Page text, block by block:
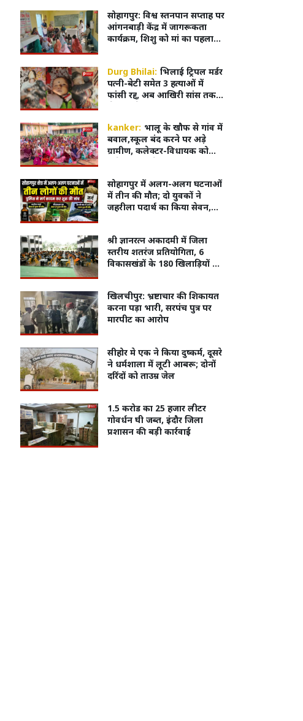
सोहागपुर: विश्व स्तनपान सप्ताह पर
आंगनबाड़ी केंद्र में जागरूकता
कार्यक्रम, शिशु को मां का पहला
Durg Bhilai: भिलाई ट्रिपल मर्डर
पत्नी-बेटी समेत 3 हत्याओं में
फांसी रद्द, अब आखिरी सांस तक
kanker: भालू के खौफ से गांव में
बवाल,स्कूल बंद करने पर अड़े
ग्रामीण, कलेक्टर-विधायक को
सोहागपुर में अलग-अलग घटनाओं
में तीन की मौत; दो युवकों ने
जहरीला पदार्थ का किया सेवन,
श्री ज्ञानरत्न अकादमी में जिला
स्तरीय शतरंज प्रतियोगिता, 6
विकासखंडों के 180 खिलाड़ियों ने
खिलचीपुर: भ्रष्टाचार की शिकायत
करना पड़ा भारी, सरपंच पुत्र पर
मारपीट का आरोप
सीहोर मे एक ने किया दुष्कर्म, दूसरे
ने धर्मशाला में लूटी आबरू; दोनों
दरिंदों को ताउम्र जेल
1.5 करोड का 25 हजार लीटर
गोवर्धन घी जब्त, इंदौर जिला
प्रशासन की बड़ी कार्रवाई